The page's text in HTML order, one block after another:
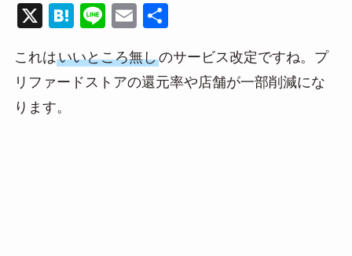
X
H
e
n
Li
e
E
ail
これはいいところ無しのサービス改定ですね。プ
リファードストアの還元率や店舗が一部削減にな
ります。